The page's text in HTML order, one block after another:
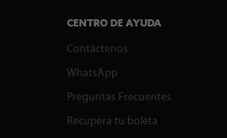
CENTRO DE AYUDA
Contáctenos
WhatsApp
Preguntas Frecuentes
Recupera tu boleta